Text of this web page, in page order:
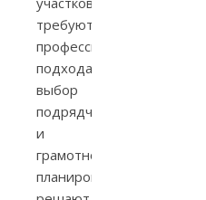
требуют
профессионального
подхода,
выбор
подрядчика
и
грамотное
планирование